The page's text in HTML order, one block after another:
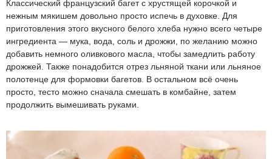
Классический французский багет с хрустящей корочкой и
нежным мякишем довольно просто испечь в духовке. Для
приготовления этого вкусного белого хлеба нужно всего четыре
ингредиента — мука, вода, соль и дрожжи, по желанию можно
добавить немного оливкового масла, чтобы замедлить работу
дрожжей. Также понадобится отрез льняной ткани или льняное
полотенце для формовки багетов. В остальном всё очень
просто, тесто можно сначала смешать в комбайне, затем
продолжить вымешивать руками.